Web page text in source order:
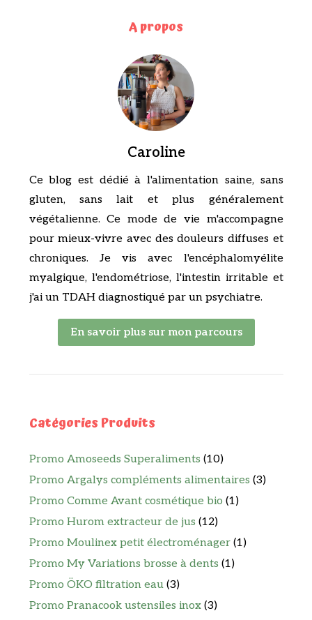
A propos
Caroline
Ce blog est dédié à l'alimentation saine, sans
gluten, sans lait et plus généralement
végétalienne. Ce mode de vie m'accompagne
pour mieux-vivre avec des douleurs diffuses et
chroniques. Je vis avec l'encéphalomyélite
myalgique, l'endométriose, l'intestin irritable et
j'ai un TDAH diagnostiqué par un psychiatre.
En savoir plus sur mon parcours
Catégories Produits
Promo Amoseeds Superaliments (10)
Promo Argalys compléments alimentaires (3)
Promo Comme Avant cosmétique bio (1)
Promo Hurom extracteur de jus (12)
Promo Moulinex petit électroménager (1)
Promo My Variations brosse à dents (1)
Promo ÖKO filtration eau (3)
Promo Pranacook ustensiles inox (3)